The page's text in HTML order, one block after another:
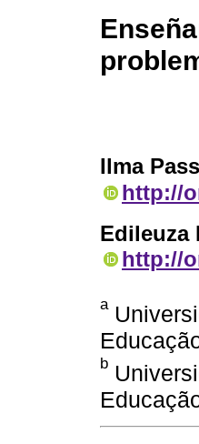
Ilma
http://
Edileuza
http://
a
b